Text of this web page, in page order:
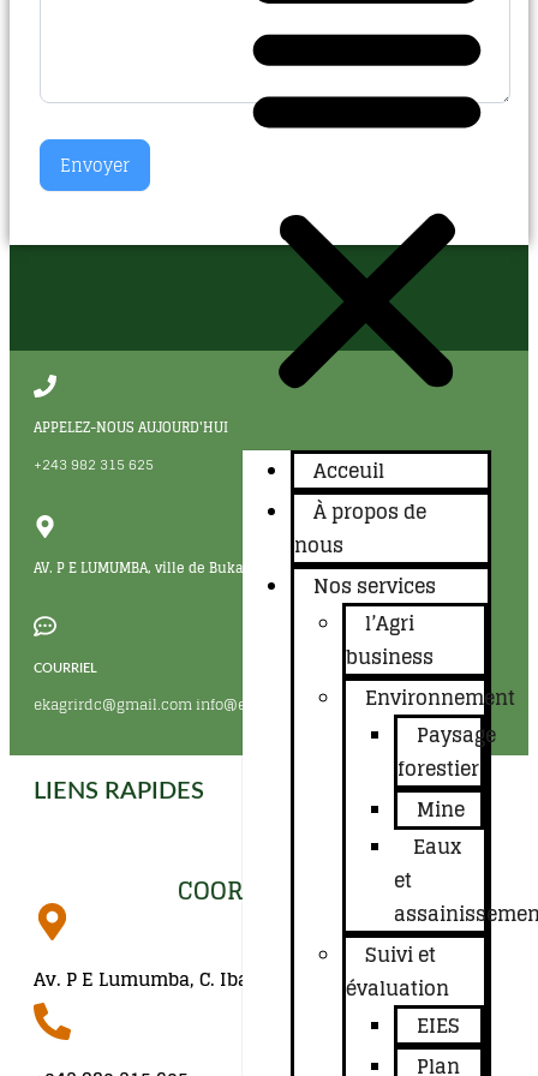
Acceuil
À propos de
nous
Nos services
l’Agri
business
Environnement
Paysage
forestier
Mine
Eaux
et
Suivi et
évaluation
EIES
Plan
Envoyer
APPELEZ-NOUS AUJOURD'HUI
+243 982 315 625
AV. P E LUMUMBA, ville de Bukavu , SUD-LIVU en RDC
COURRIEL
ekagrirdc@gmail.com info@ekagri.org
LIENS RAPIDES
COORDONNÉES
Av. P E Lumumba, C. Ibanda, Bukavu